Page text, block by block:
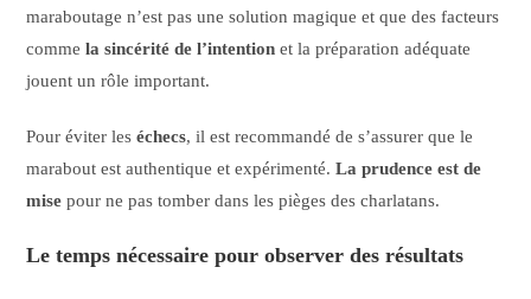
maraboutage n’est pas une solution magique et que des facteurs
commela sincérité de l’intention et la préparation adéquate
jouent un rôle important.
Pour éviter leséchecs, il est recommandé de s’assurer que le
marabout est authentique et expérimenté.La prudence est de
mise pour ne pas tomber dans les pièges des charlatans.
Le temps nécessaire pour observer des résultats